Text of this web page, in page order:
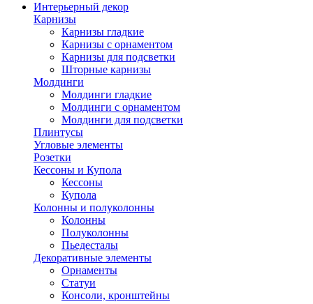
Интерьерный декор
Карнизы
Карнизы гладкие
Карнизы с орнаментом
Карнизы для подсветки
Шторные карнизы
Молдинги
Молдинги гладкие
Молдинги с орнаментом
Молдинги для подсветки
Плинтусы
Угловые элементы
Розетки
Кессоны и Купола
Кессоны
Купола
Колонны и полуколонны
Колонны
Полуколонны
Пьедесталы
Декоративные элементы
Орнаменты
Статуи
Консоли, кронштейны